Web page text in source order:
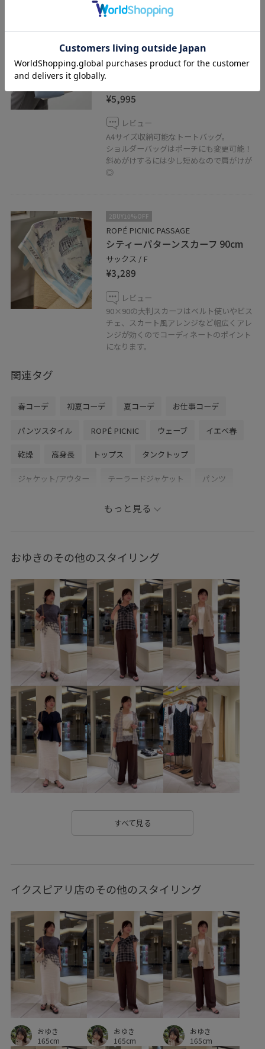
2BUY10%OFF
ROPÉ PICNIC PASSAGE
【ちゃんと+かわいい保証】me fit
BAG ワンショルダートート＆ミニ
ショルダーバッグ/A4対応
¥5,995
レビュー
A4サイズ収納可能なトートバッグ。
ショルダーバッグはポーチにも変更可能！
斜めがけするには少し短めなので肩がけが
◎
2BUY10%OFF
ROPÉ PICNIC PASSAGE
シティーパターンスカーフ 90cm
サックス / F
¥3,289
レビュー
90×90の大判スカーフはベルト使いやビス
チェ、スカート風アレンジなど幅広くアレ
ンジが効くのでコーディネートのポイント
になります。
関連タグ
春コーデ 初夏コーデ 夏コーデ お仕事コーデ
パンツスタイル ROPÉ PICNIC ウェーブ イエベ春
乾燥 高身長 トップス タンクトップ
ジャケット/アウター テーラードジャケット パンツ
ショルダーバッグ シューズ
GDV16100 GIA16040 GIN26010
26RPUVCARE 26SSlightouter_4 26SSRPgoods
26SSRPジャケット 26SSRP羽織り 26SSカナパシリーズ
BIGシルエット mefitBAG RP26SS RP26SS_goods
RP26SS_lightouter RP26SSインナー Tシャツ
UVカット Web限定カラー Wpickup_items
お手入れしやすい お気に入りアイテム_pickup
きちんと感 きれいめ こなれ感 さらりとした
なめらか みんながチェックしているアイテム_pickup
アクセサリー イラスト オフィス
オフィスカジュアル カーディガン
コーディネートの主役 サイズ調整
サンダル シボ感 シャツ シャツワンピース
シャープ シワになりにくい シンプル
シンプルなニット シンプルコーデ ジャケット ジレ
スカート スカーフ スクエアネック スタイルアップ
スッキリ ストラップ ストレスフリー ストレッチ性
ストレッチ糸 セットアップ
セットアップ対象商品 ソックス タイツ タイト
もっと見る
おゆきのその他のスタイリング
すべて見る
イクスピアリ店のその他のスタイリング
おゆき
165cm
おゆき
165cm
おゆき
165cm